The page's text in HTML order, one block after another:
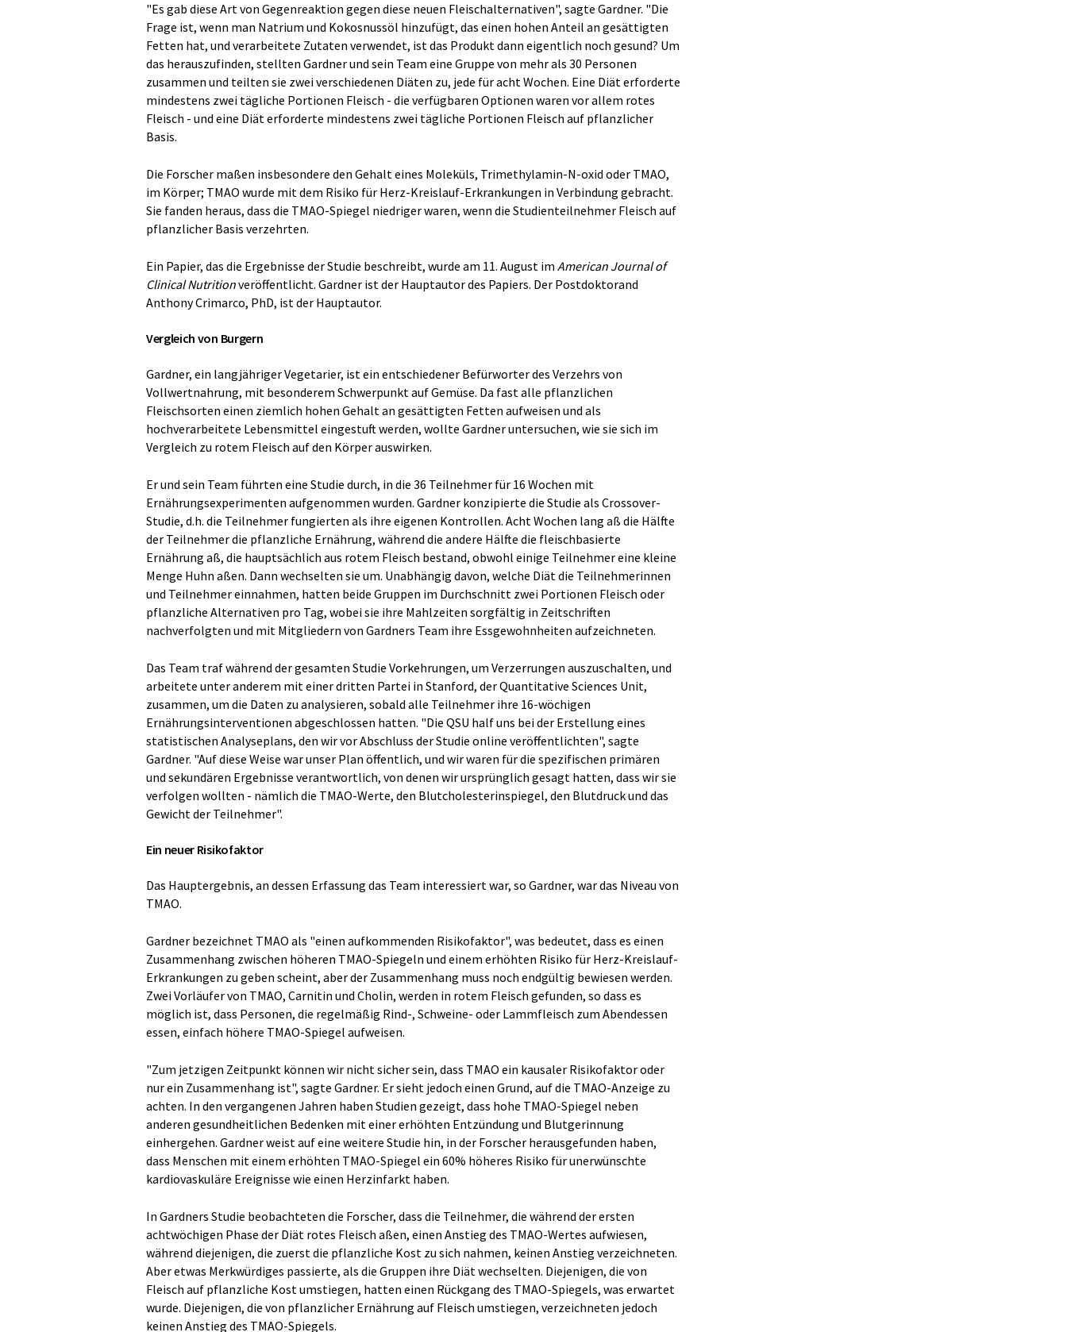
"Es gab diese Art von Gegenreaktion gegen diese neuen Fleischalternativen", sagte Gardner. "Die
Frage ist, wenn man Natrium und Kokosnussöl hinzufügt, das einen hohen Anteil an gesättigten
Fetten hat, und verarbeitete Zutaten verwendet, ist das Produkt dann eigentlich noch gesund? Um
das herauszufinden, stellten Gardner und sein Team eine Gruppe von mehr als 30 Personen
zusammen und teilten sie zwei verschiedenen Diäten zu, jede für acht Wochen. Eine Diät erforderte
mindestens zwei tägliche Portionen Fleisch - die verfügbaren Optionen waren vor allem rotes
Fleisch - und eine Diät erforderte mindestens zwei tägliche Portionen Fleisch auf pflanzlicher
Basis.
Die Forscher maßen insbesondere den Gehalt eines Moleküls, Trimethylamin-N-oxid oder TMAO,
im Körper; TMAO wurde mit dem Risiko für Herz-Kreislauf-Erkrankungen in Verbindung gebracht.
Sie fanden heraus, dass die TMAO-Spiegel niedriger waren, wenn die Studienteilnehmer Fleisch auf
pflanzlicher Basis verzehrten.
Ein Papier, das die Ergebnisse der Studie beschreibt, wurde am 11. August im American Journal of
Clinical Nutritionveröffentlicht. Gardner ist der Hauptautor des Papiers. Der Postdoktorand
Anthony Crimarco, PhD, ist der Hauptautor.
Vergleich von Burgern
Gardner, ein langjähriger Vegetarier, ist ein entschiedener Befürworter des Verzehrs von
Vollwertnahrung, mit besonderem Schwerpunkt auf Gemüse. Da fast alle pflanzlichen
Fleischsorten einen ziemlich hohen Gehalt an gesättigten Fetten aufweisen und als
hochverarbeitete Lebensmittel eingestuft werden, wollte Gardner untersuchen, wie sie sich im
Vergleich zu rotem Fleisch auf den Körper auswirken.
Er und sein Team führten eine Studie durch, in die 36 Teilnehmer für 16 Wochen mit
Ernährungsexperimenten aufgenommen wurden. Gardner konzipierte die Studie als Crossover-
Studie, d.h. die Teilnehmer fungierten als ihre eigenen Kontrollen. Acht Wochen lang aß die Hälfte
der Teilnehmer die pflanzliche Ernährung, während die andere Hälfte die fleischbasierte
Ernährung aß, die hauptsächlich aus rotem Fleisch bestand, obwohl einige Teilnehmer eine kleine
Menge Huhn aßen. Dann wechselten sie um. Unabhängig davon, welche Diät die Teilnehmerinnen
und Teilnehmer einnahmen, hatten beide Gruppen im Durchschnitt zwei Portionen Fleisch oder
pflanzliche Alternativen pro Tag, wobei sie ihre Mahlzeiten sorgfältig in Zeitschriften
nachverfolgten und mit Mitgliedern von Gardners Team ihre Essgewohnheiten aufzeichneten.
Das Team traf während der gesamten Studie Vorkehrungen, um Verzerrungen auszuschalten, und
arbeitete unter anderem mit einer dritten Partei in Stanford, der Quantitative Sciences Unit,
zusammen, um die Daten zu analysieren, sobald alle Teilnehmer ihre 16-wöchigen
Ernährungsinterventionen abgeschlossen hatten. "Die QSU half uns bei der Erstellung eines
statistischen Analyseplans, den wir vor Abschluss der Studie online veröffentlichten", sagte
Gardner. "Auf diese Weise war unser Plan öffentlich, und wir waren für die spezifischen primären
und sekundären Ergebnisse verantwortlich, von denen wir ursprünglich gesagt hatten, dass wir sie
verfolgen wollten - nämlich die TMAO-Werte, den Blutcholesterinspiegel, den Blutdruck und das
Gewicht der Teilnehmer".
Ein neuer Risikofaktor
Das Hauptergebnis, an dessen Erfassung das Team interessiert war, so Gardner, war das Niveau von
TMAO.
Gardner bezeichnet TMAO als "einen aufkommenden Risikofaktor", was bedeutet, dass es einen
Zusammenhang zwischen höheren TMAO-Spiegeln und einem erhöhten Risiko für Herz-Kreislauf-
Erkrankungen zu geben scheint, aber der Zusammenhang muss noch endgültig bewiesen werden.
Zwei Vorläufer von TMAO, Carnitin und Cholin, werden in rotem Fleisch gefunden, so dass es
möglich ist, dass Personen, die regelmäßig Rind-, Schweine- oder Lammfleisch zum Abendessen
essen, einfach höhere TMAO-Spiegel aufweisen.
"Zum jetzigen Zeitpunkt können wir nicht sicher sein, dass TMAO ein kausaler Risikofaktor oder
nur ein Zusammenhang ist", sagte Gardner. Er sieht jedoch einen Grund, auf die TMAO-Anzeige zu
achten. In den vergangenen Jahren haben Studien gezeigt, dass hohe TMAO-Spiegel neben
anderen gesundheitlichen Bedenken mit einer erhöhten Entzündung und Blutgerinnung
einhergehen. Gardner weist auf eine weitere Studie hin, in der Forscher herausgefunden haben,
dass Menschen mit einem erhöhten TMAO-Spiegel ein 60% höheres Risiko für unerwünschte
kardiovaskuläre Ereignisse wie einen Herzinfarkt haben.
In Gardners Studie beobachteten die Forscher, dass die Teilnehmer, die während der ersten
achtwöchigen Phase der Diät rotes Fleisch aßen, einen Anstieg des TMAO-Wertes aufwiesen,
während diejenigen, die zuerst die pflanzliche Kost zu sich nahmen, keinen Anstieg verzeichneten.
Aber etwas Merkwürdiges passierte, als die Gruppen ihre Diät wechselten. Diejenigen, die von
Fleisch auf pflanzliche Kost umstiegen, hatten einen Rückgang des TMAO-Spiegels, was erwartet
wurde. Diejenigen, die von pflanzlicher Ernährung auf Fleisch umstiegen, verzeichneten jedoch
keinen Anstieg des TMAO-Spiegels.